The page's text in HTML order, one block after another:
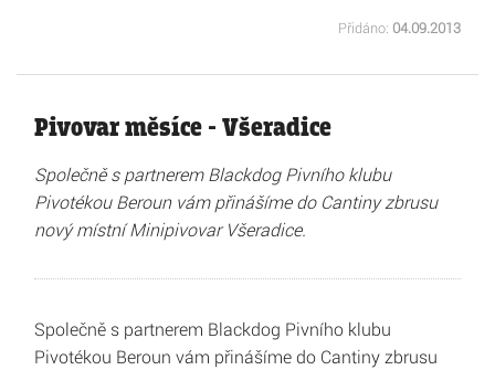
Přidáno: 04.09.2013
Pivovar měsíce - Všeradice
Společně s partnerem Blackdog Pivního klubu
Pivotékou Beroun vám přinášíme do Cantiny zbrusu
nový místní Minipivovar Všeradice.
Společně s partnerem Blackdog Pivního klubu
Pivotékou Beroun vám přinášíme do Cantiny zbrusu